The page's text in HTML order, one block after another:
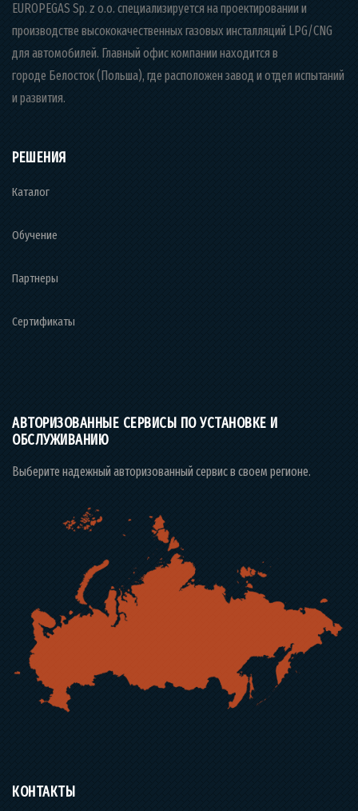
EUROPEGAS Sp. z o.o. специализируется на проектировании и
производстве высококачественных газовых инсталляций LPG/CNG
для автомобилей. Главный офис компании находится в
городе Белосток (Польша), где расположен завод и отдел испытаний
и развития.
РЕШЕНИЯ
Каталог
Обучение
Партнеры
Сертификаты
АВТОРИЗОВАННЫЕ СЕРВИСЫ ПО УСТАНОВКЕ И
ОБСЛУЖИВАНИЮ
Выберите надежный авторизованный сервис в своем регионе.
КОНТАКТЫ